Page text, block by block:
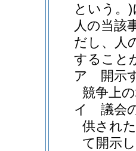
という。)
人の当該
だし、人
すること
ア
開示
競争上
イ
議会
供され
て開示